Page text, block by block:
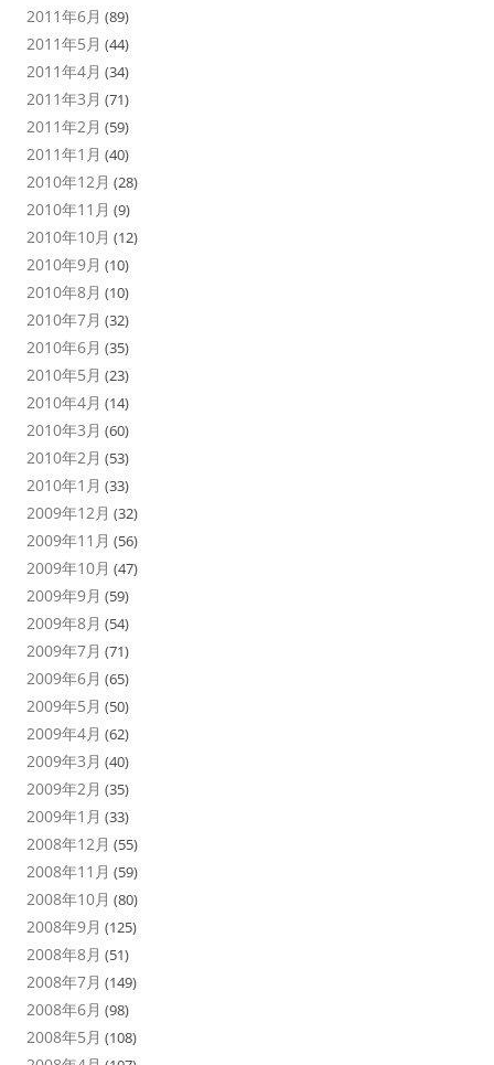
2011年6月 (89)
2011年5月 (44)
2011年4月 (34)
2011年3月 (71)
2011年2月 (59)
2011年1月 (40)
2010年12月 (28)
2010年11月 (9)
2010年10月 (12)
2010年9月 (10)
2010年8月 (10)
2010年7月 (32)
2010年6月 (35)
2010年5月 (23)
2010年4月 (14)
2010年3月 (60)
2010年2月 (53)
2010年1月 (33)
2009年12月 (32)
2009年11月 (56)
2009年10月 (47)
2009年9月 (59)
2009年8月 (54)
2009年7月 (71)
2009年6月 (65)
2009年5月 (50)
2009年4月 (62)
2009年3月 (40)
2009年2月 (35)
2009年1月 (33)
2008年12月 (55)
2008年11月 (59)
2008年10月 (80)
2008年9月 (125)
2008年8月 (51)
2008年7月 (149)
2008年6月 (98)
2008年5月 (108)